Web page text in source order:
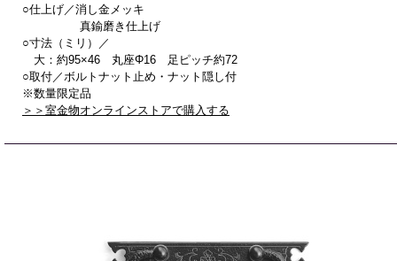
○仕上げ／消し金メッキ
真鍮磨き仕上げ
○寸法（ミリ）／
大：約95×46 丸座Φ16 足ピッチ約72
○取付／ボルトナット止め・ナット隠し付
※数量限定品
＞＞室金物オンラインストアで購入する